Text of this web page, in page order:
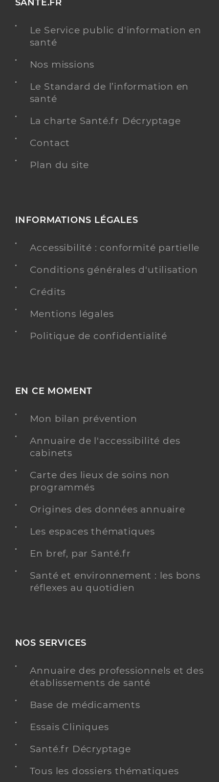
SANTE.FR
Le Service public d'information en
santé
Nos missions
Le Standard de l’information en
santé
La charte Santé.fr Décryptage
Contact
Plan du site
INFORMATIONS LÉGALES
Accessibilité : conformité partielle
Conditions générales d'utilisation
Crédits
Mentions légales
Politique de confidentialité
EN CE MOMENT
Mon bilan prévention
Annuaire de l'accessibilité des
cabinets
Carte des lieux de soins non
programmés
Origines des données annuaire
Les espaces thématiques
En bref, par Santé.fr
Santé et environnement : les bons
réflexes au quotidien
NOS SERVICES
Annuaire des professionnels et des
établissements de santé
Base de médicaments
Essais Cliniques
Santé.fr Décryptage
Tous les dossiers thématiques